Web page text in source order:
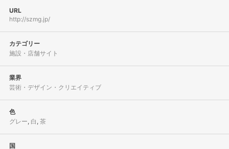
URL
http://szmg.jp/
カテゴリー
施設・店舗サイト
業界
芸術・デザイン・クリエイティブ
色
グレー, 白 , 茶
国